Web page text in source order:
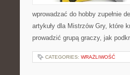
wprowadzać do hobby zupełnie
artykuły dla Mistrzów Gry, które
prowadzić grupą graczy, jak
CATEGORIES: WRAŻLIWOŚĆ